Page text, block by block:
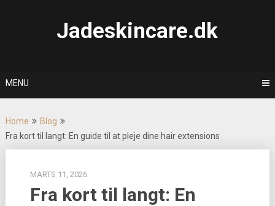
Jadeskincare.dk
MENU
Home
Blog
Fra kort til langt: En guide til at pleje dine hair extensions
MARTS 11, 2026
Fra kort til langt: En